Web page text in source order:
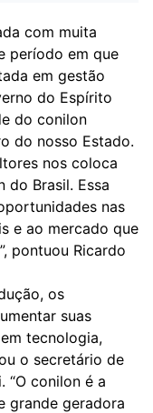
com muita
período em que
em gestão
do Espírito
do conilon
do nosso Estado.
nos coloca
Brasil. Essa
nas
e ao mercado que
pontuou Ricardo
os
suas
tecnologia,
o secretário de
“O conilon é a
grande geradora